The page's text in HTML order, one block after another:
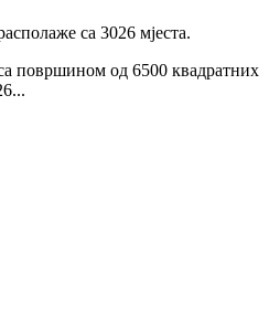
са 3026 мјеста.
површином од 6500 квадратних